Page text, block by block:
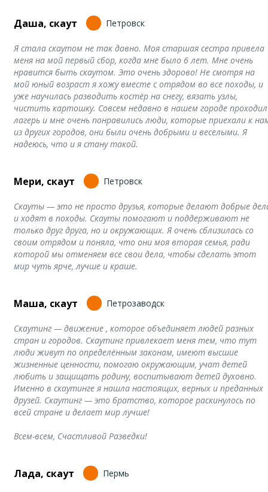
Даша, скаут Петровск
Я стала скаутом не так давно. Моя старшая сестра привела
меня на мой первый сбор, когда мне было 6 лет. Мне очень
нравится быть скаутом. Это очень здорово! Не смотря на
мой юный возраст я хожу вместе с отрядом во все походы, и
уже научилась разводить костёр на снегу, вязать узлы,
чистить картошку. Совсем недавно в нашем городе проходил
лагерь и мне очень понравились люди, которые приехали к
из других городов, они были очень добрыми и веселыми. Я
надеюсь, что и я стану такой.
Мери, скаут Петровск
Скауты — это не просто друзья, которые делают добрые
и ходят в походы. Скауты помогают и поддерживают не
только друг друга, но и окружающих. Я очень сблизилась со
своим отрядом и поняла, что они моя вторая семья, ради
которой мы отменяем все свои дела, чтобы сделать этот
мир чуть ярче, лучше и краше.
Маша, скаут Петрозаводск
Скаутинг — движение , которое объединяет людей разных
стран и городов. Скаутинг привлекает меня тем, что тут
люди живут по определённым законам, имеют высшие
жизненные ценности, помогаю окружающим, учат детей
любить и защищать родину, воспитывают детей духовно.
Именно в скаутинге я нашла настоящих, верных и преданных
друзей. Скаутинг — это братство, которое раскинулось по
всей стране и делает мир лучше!
Всем-всем, Счастливой Разведки!
Лада, скаут Пермь